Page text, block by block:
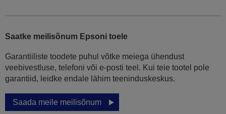
Saatke meilisõnum Epsoni toele
Garantiiliste toodete puhul võtke meiega ühendust
veebivestluse, telefoni või e-posti teel. Kui teie tootel pole
garantiid, leidke endale lähim teeninduskeskus.
Saada meile meilisõnum